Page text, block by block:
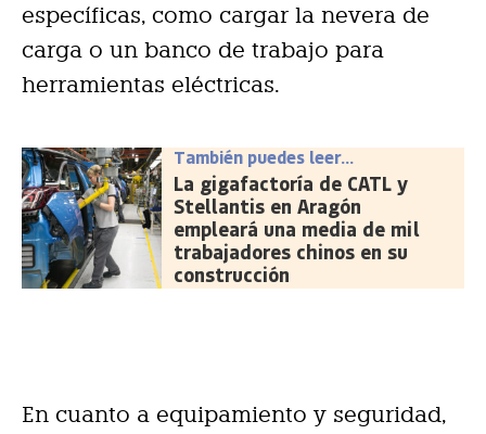
específicas, como cargar la nevera de
carga o un banco de trabajo para
herramientas eléctricas.
También puedes leer...
La gigafactoría de CATL y
Stellantis en Aragón
empleará una media de mil
trabajadores chinos en su
construcción
En cuanto a equipamiento y seguridad,